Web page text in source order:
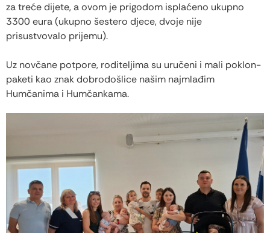
za treće dijete, a ovom je prigodom isplaćeno ukupno
3300 eura (ukupno šestero djece, dvoje nije
prisustvovalo prijemu).
Uz novčane potpore, roditeljima su uručeni i mali poklon-
paketi kao znak dobrodošlice našim najmlađim
Humčanima i Humčankama.